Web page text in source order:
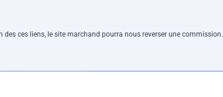
ces liens, le site marchand pourra nous reverser une commission.